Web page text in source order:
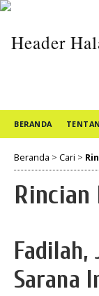
BERANDA
Beranda > Cari >
Rincian
Sarana